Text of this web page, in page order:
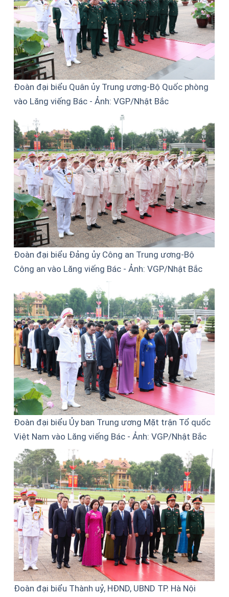
Đoàn đại biểu Quân ủy Trung ương-Bộ Quốc phòng
vào Lăng viếng Bác - Ảnh: VGP/Nhật Bắc
Đoàn đại biểu Đảng ủy Công an Trung ương-Bộ
Công an vào Lăng viếng Bác - Ảnh: VGP/Nhật Bắc
Đoàn đại biểu Ủy ban Trung ương Mặt trận Tổ quốc
Việt Nam vào Lăng viếng Bác - Ảnh: VGP/Nhật Bắc
Đoàn đại biểu Thành uỷ, HĐND, UBND TP. Hà Nội